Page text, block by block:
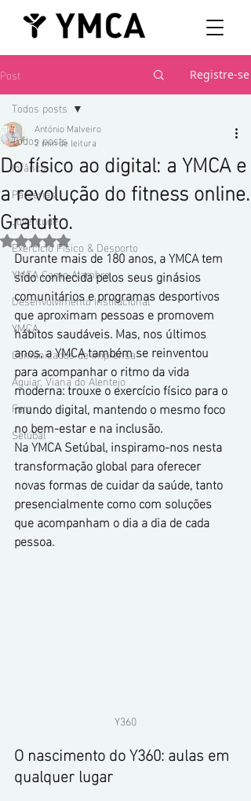
Post Registre-se
Todos posts
Infância
Parcerias
Juventude
Exercício Físico & Desporto
YMCA Camp Alambre
Desenvolvimento Institucional
YMCA
Comunicados de Imprensa
Aguiar, Viana do Alentejo
Faro
Setúbal
Todos posts
Do físico ao digital: a YMCA e
a revolução do fitness online.
Gratuito.
António Malveiro
2 min de leitura
Avaliado com NaN de 5 estrelas.
Durante mais de 180 anos, a YMCA tem
sido conhecida pelos seus ginásios
comunitários e programas desportivos
que aproximam pessoas e promovem
hábitos saudáveis. Mas, nos últimos
anos, a YMCA também se reinventou
para acompanhar o ritmo da vida
moderna: trouxe o exercício físico para o
mundo digital, mantendo o mesmo foco
no bem-estar e na inclusão.
Na YMCA Setúbal, inspiramo-nos nesta
transformação global para oferecer
novas formas de cuidar da saúde, tanto
presencialmente como com soluções
que acompanham o dia a dia de cada
pessoa.
Y360
O nascimento do Y360: aulas em
qualquer lugar